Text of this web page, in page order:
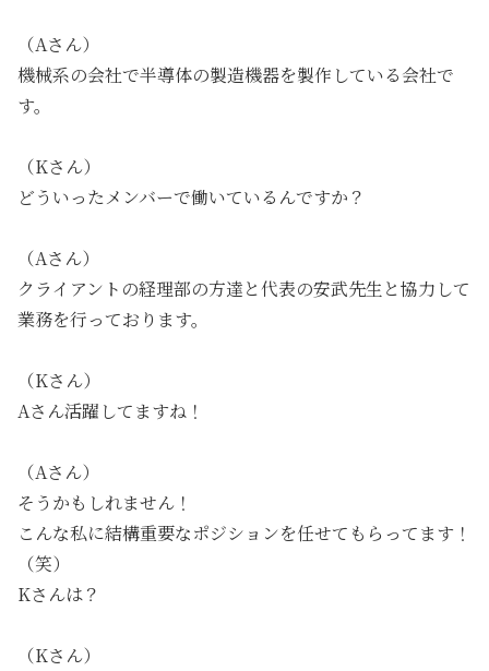
（Aさん）
機械系の会社で半導体の製造機器を製作している会社で
す。
（Kさん）
どういったメンバーで働いているんですか？
（Aさん）
クライアントの経理部の方達と代表の安武先生と協力して
業務を行っております。
（Kさん）
Aさん活躍してますね！
（Aさん）
そうかもしれません！
こんな私に結構重要なポジションを任せてもらってます！
（笑）
Kさんは？
（Kさん）